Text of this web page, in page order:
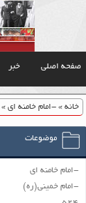
صفحه اصلی خبر
خانه» -امام خامنه ای»
موضوعات
-امام خامنه ای
-امام خمینی(ره)